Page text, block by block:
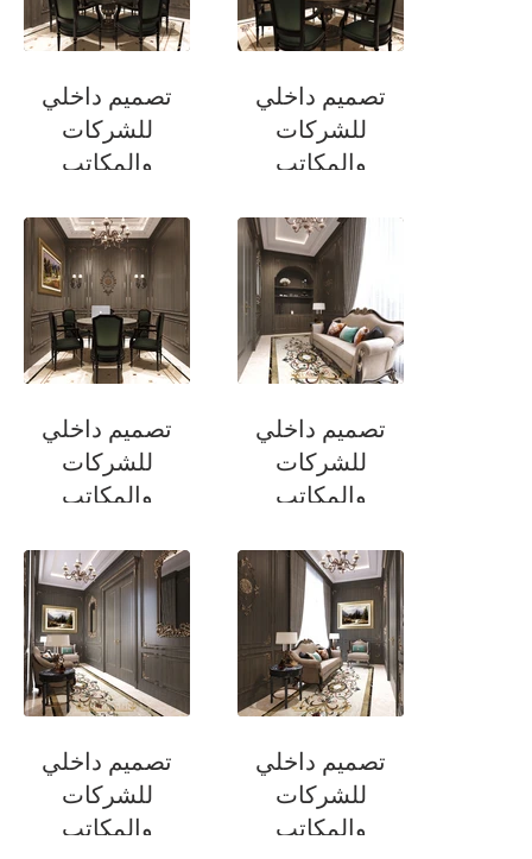
تصميم داخلي
للشركات
والمكاتب
تصميم داخلي
للشركات
والمكاتب
تصميم داخلي
للشركات
والمكاتب
تصميم داخلي
للشركات
والمكاتب
تصميم داخلي
للشركات
والمكاتب
تصميم داخلي
للشركات
والمكاتب